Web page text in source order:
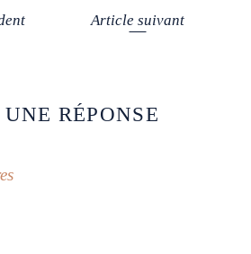
Article suivant
UNE RÉPONSE